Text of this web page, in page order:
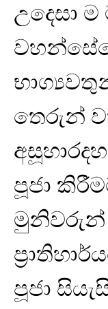
උදෙසා
තෙරුන්
පූජා
මුනිවරුන්
පූජා